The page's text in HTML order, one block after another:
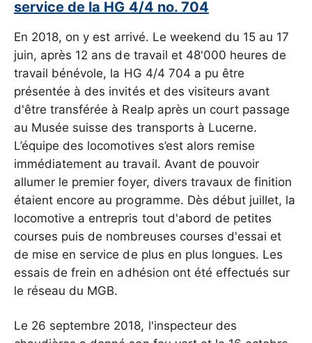
service de la HG 4/4 no. 704
En 2018, on y est arrivé. Le weekend du 15 au 17
juin, après 12 ans de travail et 48'000 heures de
travail bénévole, la HG 4/4 704 a pu être
présentée à des invités et des visiteurs avant
d'être transférée à Realp après un court passage
au Musée suisse des transports à Lucerne.
L’équipe des locomotives s’est alors remise
immédiatement au travail. Avant de pouvoir
allumer le premier foyer, divers travaux de finition
étaient encore au programme. Dès début juillet, la
locomotive a entrepris tout d'abord de petites
courses puis de nombreuses courses d'essai et
de mise en service de plus en plus longues. Les
essais de frein en adhésion ont été effectués sur
le réseau du MGB.
Le 26 septembre 2018, l'inspecteur des